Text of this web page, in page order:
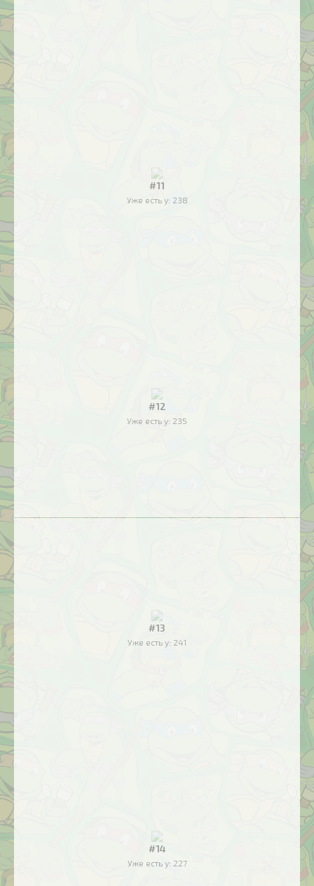
#11
Уже есть у: 238
#12
Уже есть у: 235
#13
Уже есть у: 241
#14
Уже есть у: 227